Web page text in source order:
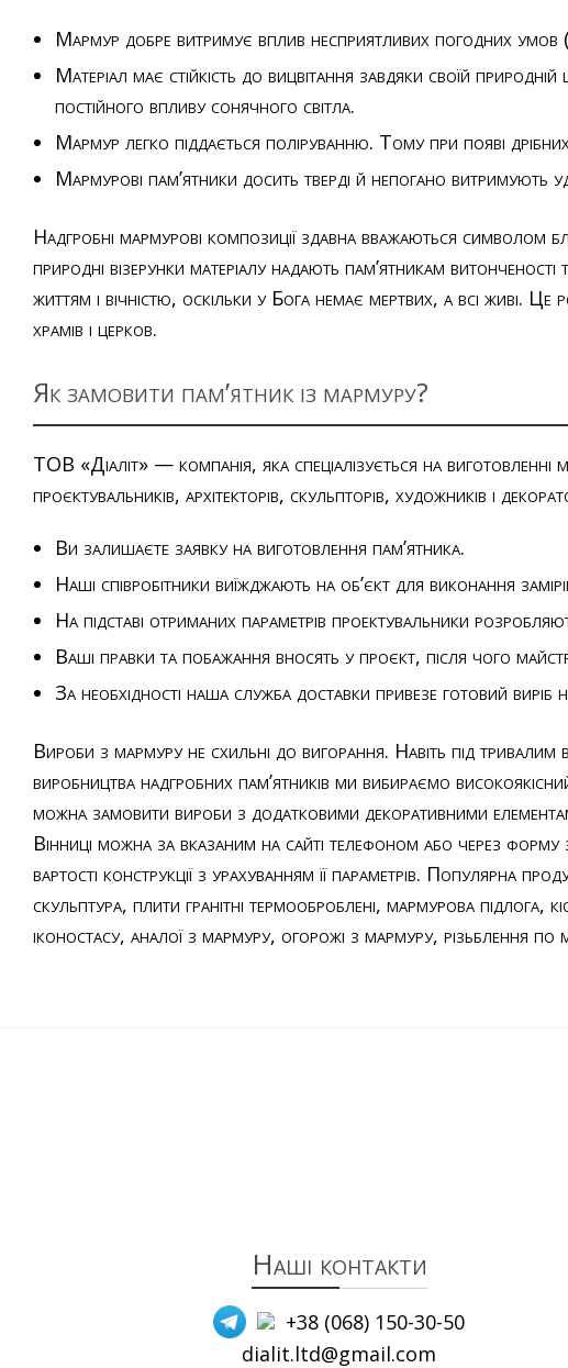
Мармур добре витримує вплив несприятливих погодних умов
Матеріал має стійкість до вицвітання завдяки своїй
постійного впливу сонячного світла.
Мармур легко піддається поліруванню. Тому при появі
Мармурові пам’ятники досить тверді й непогано витримують
Надгробні мармурові композиції здавна вважаються символом
природні візерунки матеріалу надають пам’ятникам
життям і вічністю, оскільки у Бога немає мертвих, а всі живі.
храмів і церков.
Як замовити пам’ятник із мармуру?
ТОВ «Діаліт» — компанія, яка спеціалізується на
проєктувальників, архітекторів, скульпторів, художників і
Ви залишаєте заявку на виготовлення пам’ятника.
Наші співробітники виїжджають на об’єкт для виконання
На підставі отриманих параметрів проектувальники
Ваші правки та побажання вносять у проєкт, після чого
За необхідності наша служба доставки привезе готовий виріб
Вироби з мармуру не схильні до вигорання. Навіть під
виробництва надгробних пам’ятників ми вибираємо
можна замовити вироби з додатковими декоративними
Вінниці можна за вказаним на сайті телефоном або через
вартості конструкції з урахуванням її параметрів. Популярна
скульптура, плити гранітні термооброблені, мармурова підлога,
іконостасу, аналої з мармуру, огорожі з мармуру, різьблення по
Наші контакти
+38 (068) 150-30-50
dialit.ltd@gmail.com